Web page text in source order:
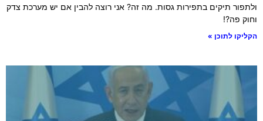
ולתפור תיקים בתפירות גסות. מה זה? אני רוצה להבין אם יש מערכת צדק
וחוק פה?!
הקליקו לתוכן »